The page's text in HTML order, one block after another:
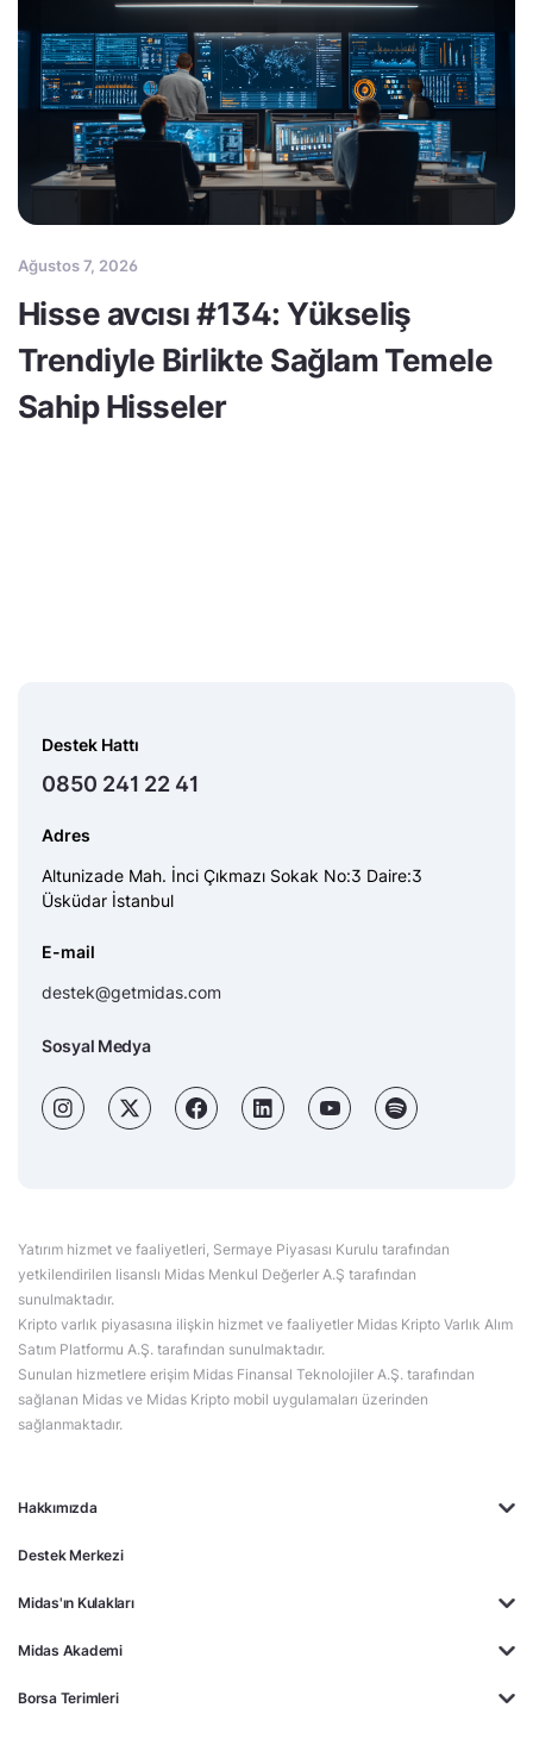
Ağustos 7, 2026
Hisse avcısı #134: Yükseliş
Trendiyle Birlikte Sağlam Temele
Sahip Hisseler
Hakkımızda
Destek Merkezi
Midas'ın Kulakları
Midas Akademi
Borsa Terimleri
Destek Hattı
0850 241 22 41
Adres
Altunizade Mah. İnci Çıkmazı Sokak No:3 Daire:3
Üsküdar İstanbul
E-mail
destek@getmidas.com
Sosyal Medya
Yatırım hizmet ve faaliyetleri, Sermaye Piyasası Kurulu tarafından
yetkilendirilen lisanslı Midas Menkul Değerler A.Ş tarafından
sunulmaktadır.
Kripto varlık piyasasına ilişkin hizmet ve faaliyetler Midas Kripto Varlık Alım
Satım Platformu A.Ş. tarafından sunulmaktadır.
Sunulan hizmetlere erişim Midas Finansal Teknolojiler A.Ş. tarafından
sağlanan Midas ve Midas Kripto mobil uygulamaları üzerinden
sağlanmaktadır.